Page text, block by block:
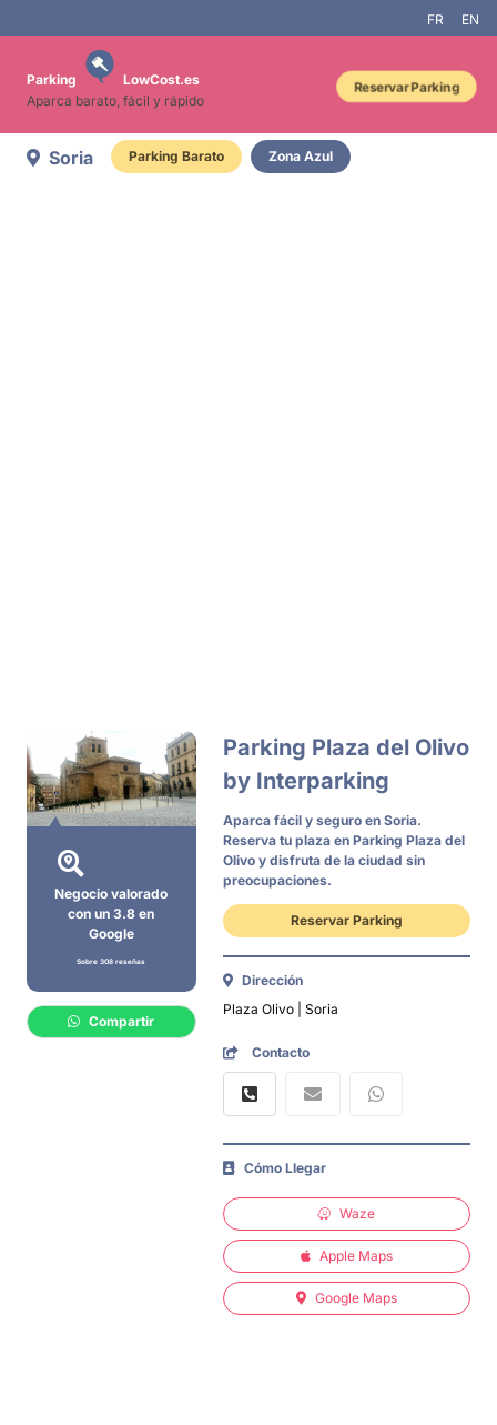
FR EN
Parking
LowCost.es
Aparca barato, fácil y rápido
Reservar Parking
Soria Parking Barato Zona Azul
Negocio valorado
con un 3.8 en
Google
Sobre 308 reseñas
Compartir
Parking Plaza del Olivo
by Interparking
Aparca fácil y seguro en Soria.
Reserva tu plaza en Parking Plaza del
Olivo y disfruta de la ciudad sin
preocupaciones.
Reservar Parking
Dirección
Plaza Olivo | Soria
Contacto
Cómo Llegar
Waze
Apple Maps
Google Maps